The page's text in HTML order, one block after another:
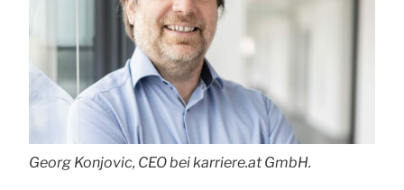
Georg Konjovic, CEO bei karriere.at GmbH.